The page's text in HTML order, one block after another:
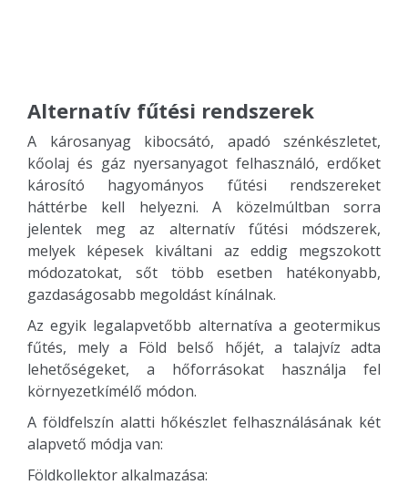
Alternatív fűtési rendszerek
A károsanyag kibocsátó, apadó szénkészletet,
kőolaj és gáz nyersanyagot felhasználó, erdőket
károsító hagyományos fűtési rendszereket
háttérbe kell helyezni. A közelmúltban sorra
jelentek meg az alternatív fűtési módszerek,
melyek képesek kiváltani az eddig megszokott
módozatokat, sőt több esetben hatékonyabb,
gazdaságosabb megoldást kínálnak.
Az egyik legalapvetőbb alternatíva a geotermikus
fűtés, mely a Föld belső hőjét, a talajvíz adta
lehetőségeket, a hőforrásokat használja fel
környezetkímélő módon.
A földfelszín alatti hőkészlet felhasználásának két
alapvető módja van:
Földkollektor alkalmazása: